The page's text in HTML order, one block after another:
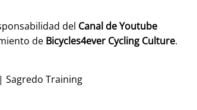
del Canal de Youtube
de Bicycles4ever Cycling Culture.
Sagredo Training